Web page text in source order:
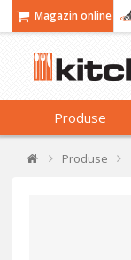
Magazin online
Produse
Produse